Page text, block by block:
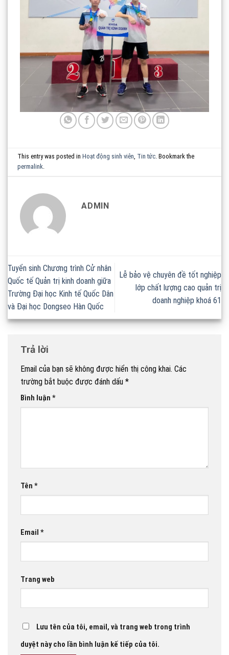
This entry was posted inHoạt động sinh viên, Tin tức. Bookmark the
permalink.
ADMIN
Tuyển sinh Chương trình Cử nhân
Quốc tế Quản trị kinh doanh giữa
Trường Đại học Kinh tế Quốc Dân
và Đại học Dongseo Hàn Quốc
Lễ bảo vệ chuyên đề tốt nghiệp
lớp chất lượng cao quản trị
doanh nghiệp khoá 61
Trả lời
Email của bạn sẽ không được hiển thị công khai. Các
trường bắt buộc được đánh dấu *
Bình luận *
Tên *
Email *
Trang web
Lưu tên của tôi, email, và trang web trong trình
duyệt này cho lần bình luận kế tiếp của tôi.